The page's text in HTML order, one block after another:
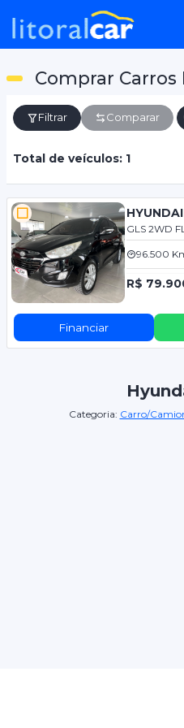
Comprar Carros
Filtrar Comparar
Total de veículos: 1
GLS 2WD
96.500
R$
Financiar
Categoria: Carro/